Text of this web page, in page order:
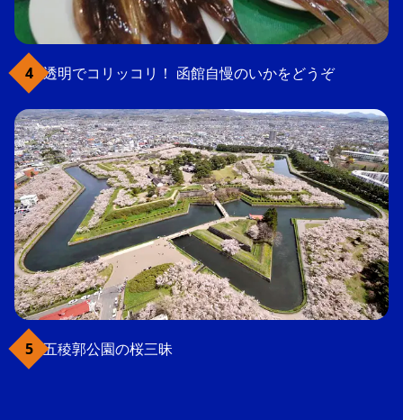
透明でコリッコリ！ 函館自慢のいかをどうぞ
五稜郭公園の桜三昧